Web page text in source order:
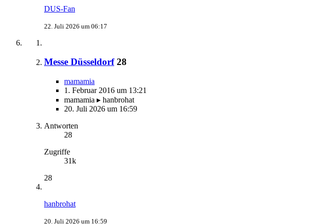
DUS-Fan
22. Juli 2026 um 06:17
Messe Düsseldorf 28
mamamia
1. Februar 2016 um 13:21
mamamia ▸ hanbrohat
20. Juli 2026 um 16:59
Antworten
28
Zugriffe
31k
28
hanbrohat
20. Juli 2026 um 16:59